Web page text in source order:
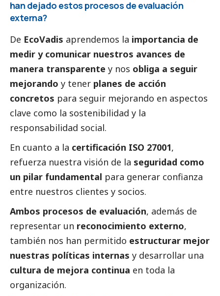
han dejado estos procesos de evaluación
externa?
De EcoVadis aprendemos la importancia de
medir y comunicar nuestros avances de
manera transparente y nos obliga a seguir
mejorando y tener planes de acción
concretos para seguir mejorando en aspectos
clave como la sostenibilidad y la
responsabilidad social.
En cuanto a la certificación ISO 27001,
refuerza nuestra visión de la seguridad como
un pilar fundamental para generar confianza
entre nuestros clientes y socios.
Ambos procesos de evaluación, además de
representar un reconocimiento externo,
también nos han permitido estructurar mejor
nuestras políticas internas y desarrollar una
cultura de mejora continua en toda la
organización.